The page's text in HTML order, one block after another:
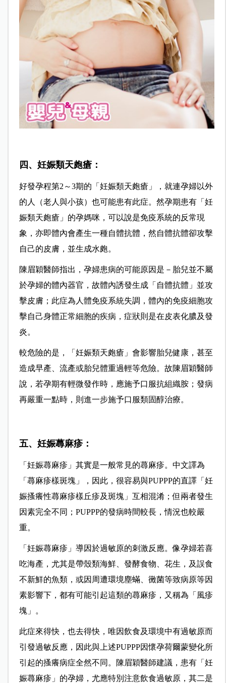
四、妊娠類天皰瘡：
好發孕程第2～3期的「妊娠類天皰瘡」，就連孕婦以外
的人（老人與小孩）也可能患有此症。然孕期患有「妊
娠類天皰瘡」的孕媽咪，可以說是免疫系統的反常現
象，亦即體內會產生一種自體抗體，然自體抗體卻攻擊
自己的皮膚，並生成水皰。
陳眉穎醫師指出，孕婦患病的可能原因是－胎兒並不屬
於孕婦的體內器官，故體內誘發生成「自體抗體」並攻
擊皮膚；此症為人體免疫系統失調，體內的免疫細胞攻
擊自己身體正常細胞的疾病，症狀則是在皮表化膿及發
炎。
較危險的是，「妊娠類天皰瘡」會影響胎兒健康，甚至
造成早產、流產或胎兒體重過輕等危險。故陳眉穎醫師
說，若孕期有輕微發作時，應施予口服抗組織胺；發病
再嚴重一點時，則進一步施予口服類固醇治療。
五、妊娠蕁麻疹：
「妊娠蕁麻疹」其實是一般常見的蕁麻疹。中文譯為
「蕁麻疹樣斑塊」，因此，很容易與PUPPP的直譯「妊
娠搔癢性蕁麻疹樣丘疹及斑塊」互相混淆；但兩者發生
因素完全不同；PUPPP的發病時間較長，情況也較嚴
重。
「妊娠蕁麻疹」導因於過敏原的刺激反應。像孕婦若喜
吃海產，尤其是帶殼類海鮮、發酵食物、花生，及誤食
不新鮮的魚類，或因周遭環境塵蟎、黴菌等致病原等因
素影響下，都有可能引起這類的蕁麻疹，又稱為「風疹
塊」。
此症來得快，也去得快，唯因飲食及環境中有過敏原而
引發過敏反應，因此與上述PUPPP因懷孕荷爾蒙變化所
引起的搔癢病症全然不同。陳眉穎醫師建議，患有「妊
娠蕁麻疹」的孕婦，尤應特別注意飲食過敏原，其二是